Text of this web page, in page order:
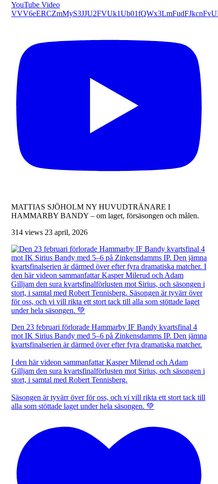
YouTube Video
MATTIAS SJÖHOLM NY HUVUDTRÄNARE I
HAMMARBY BANDY – om laget, försäsongen och målen.
314 views 23 april, 2026
Den 23 februari förlorade Hammarby IF Bandy kvartsfinal 4
mot IK Sirius Bandy med 5–6 på Zinkensdamms IP. Den jämna
kvartsfinalserien är därmed över efter fyra dramatiska matcher.
I den här videon sammanfattar Kasper Milerud och Adam
Gilljam den sura kvartsfinalförlusten mot Sirius, och säsongen i
stort, i samtal med Robert Tennisberg.
Säsongen är tyvärr över för oss, och vi vill rikta ett stort tack till
alla som stöttade laget under hela säsongen. 💚